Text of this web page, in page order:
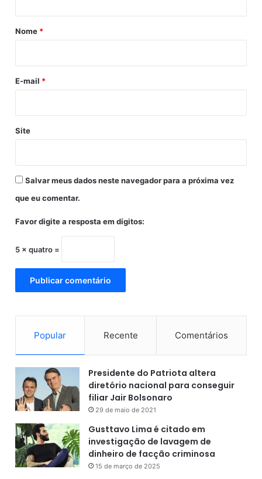
R
-
3
4
-
C
m
o
s
s
-
A
r
Nome *
E-mail *
Site
Salvar meus dados neste navegador para a próxima vez
que eu comentar.
Favor digite a resposta em dígitos:
5 × quatro =
Popular Recente Comentários
Presidente do Patriota altera
diretório nacional para conseguir
filiar Jair Bolsonaro
29 de maio de 2021
Gusttavo Lima é citado em
investigação de lavagem de
dinheiro de facção criminosa
15 de março de 2025